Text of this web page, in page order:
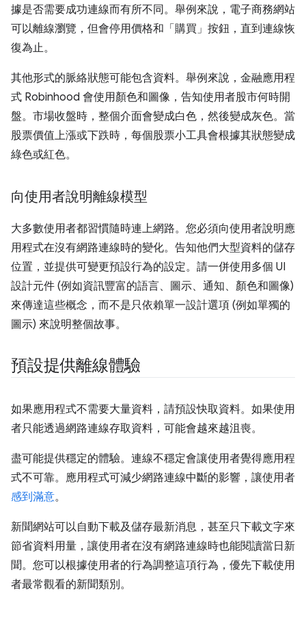
據是否需要成功連線而有所不同。舉例來說，電子商務網站
可以離線瀏覽，但會停用價格和「購買」按鈕，直到連線恢
復為止。
其他形式的脈絡狀態可能包含資料。舉例來說，金融應用程
式 Robinhood 會使用顏色和圖像，告知使用者股市何時開
盤。市場收盤時，整個介面會變成白色，然後變成灰色。當
股票價值上漲或下跌時，每個股票小工具會根據其狀態變成
綠色或紅色。
向使用者說明離線模型
大多數使用者都習慣隨時連上網路。您必須向使用者說明應
用程式在沒有網路連線時的變化。告知他們大型資料的儲存
位置，並提供可變更預設行為的設定。請一併使用多個 UI
設計元件 (例如資訊豐富的語言、圖示、通知、顏色和圖像)
來傳達這些概念，而不是只依賴單一設計選項 (例如單獨的
圖示) 來說明整個故事。
預設提供離線體驗
如果應用程式不需要大量資料，請預設快取資料。如果使用
者只能透過網路連線存取資料，可能會越來越沮喪。
盡可能提供穩定的體驗。連線不穩定會讓使用者覺得應用程
式不可靠。應用程式可減少網路連線中斷的影響，讓使用者
感到滿意。
新聞網站可以自動下載及儲存最新消息，甚至只下載文字來
節省資料用量，讓使用者在沒有網路連線時也能閱讀當日新
聞。您可以根據使用者的行為調整這項行為，優先下載使用
者最常觀看的新聞類別。